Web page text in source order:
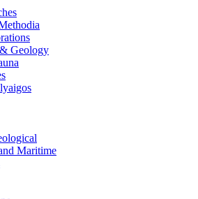
Geology
Maritime